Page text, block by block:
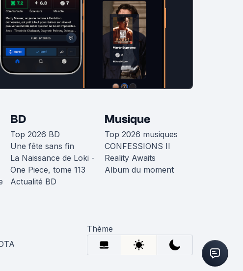
BD
Top 2026 BD
Une fête sans fin
La Naissance de Loki -
One Piece, tome 113
Actualité BD
Musique
Top 2026 musiques
CONFESSIONS II
Reality Awaits
Album du moment
Thème